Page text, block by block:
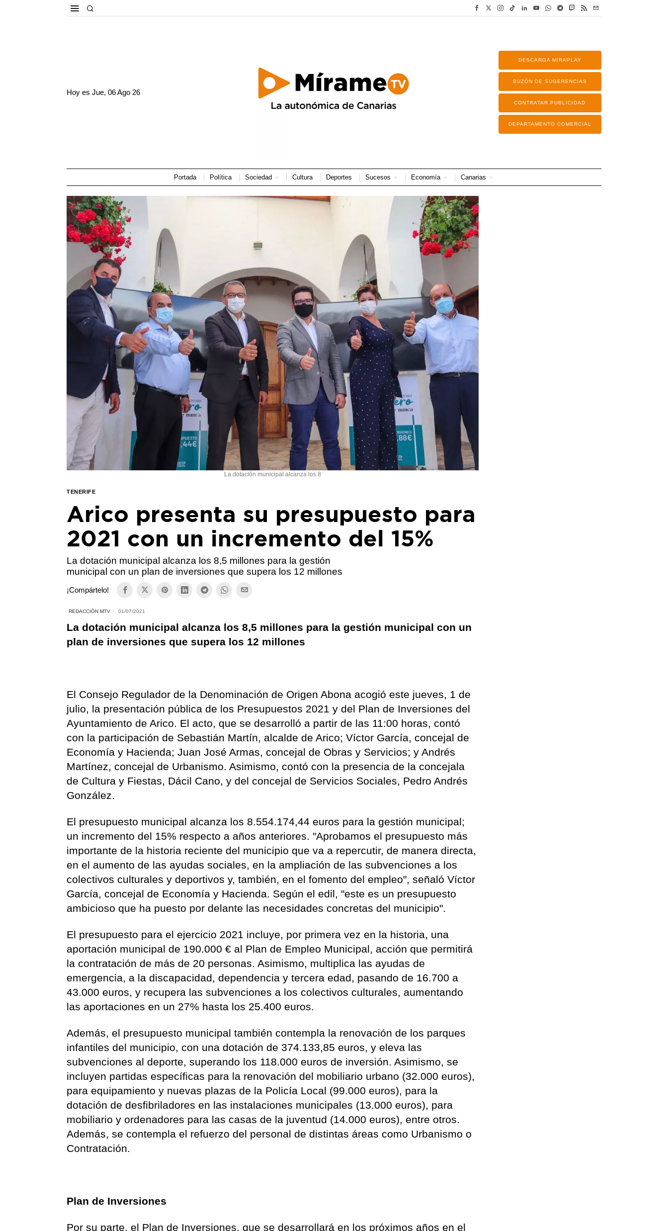
Hoy esJue, 06 Ago 26
DESCARGA MIRAPLAY
BUZÓN DE SUGERENCIAS
CONTRATAR PUBLICIDAD
DEPARTAMENTO COMERCIAL
Portada Política Sociedad Cultura Deportes Sucesos Economía Canarias
La dotación municipal alcanza los 8
TENERIFE
Arico presenta su presupuesto para
2021 con un incremento del 15%
La dotación municipal alcanza los 8,5 millones para la gestión
municipal con un plan de inversiones que supera los 12 millones
¡Compártelo!
REDACCIÓN MTV 01/07/2021
La dotación municipal alcanza los 8,5 millones para la gestión municipal con un
plan de inversiones que supera los 12 millones
El Consejo Regulador de la Denominación de Origen Abona acogió este jueves, 1 de
julio, la presentación pública de los Presupuestos 2021 y del Plan de Inversiones del
Ayuntamiento de Arico. El acto, que se desarrolló a partir de las 11:00 horas, contó
con la participación de Sebastián Martín, alcalde de Arico; Víctor García, concejal de
Economía y Hacienda; Juan José Armas, concejal de Obras y Servicios; y Andrés
Martínez, concejal de Urbanismo. Asimismo, contó con la presencia de la concejala
de Cultura y Fiestas, Dácil Cano, y del concejal de Servicios Sociales, Pedro Andrés
González.
El presupuesto municipal alcanza los 8.554.174,44 euros para la gestión municipal;
un incremento del 15% respecto a años anteriores. "Aprobamos el presupuesto más
importante de la historia reciente del municipio que va a repercutir, de manera directa,
en el aumento de las ayudas sociales, en la ampliación de las subvenciones a los
colectivos culturales y deportivos y, también, en el fomento del empleo", señaló Víctor
García, concejal de Economía y Hacienda. Según el edil, "este es un presupuesto
ambicioso que ha puesto por delante las necesidades concretas del municipio".
El presupuesto para el ejercicio 2021 incluye, por primera vez en la historia, una
aportación municipal de 190.000 € al Plan de Empleo Municipal, acción que permitirá
la contratación de más de 20 personas. Asimismo, multiplica las ayudas de
emergencia, a la discapacidad, dependencia y tercera edad, pasando de 16.700 a
43.000 euros, y recupera las subvenciones a los colectivos culturales, aumentando
las aportaciones en un 27% hasta los 25.400 euros.
Además, el presupuesto municipal también contempla la renovación de los parques
infantiles del municipio, con una dotación de 374.133,85 euros, y eleva las
subvenciones al deporte, superando los 118.000 euros de inversión. Asimismo, se
incluyen partidas específicas para la renovación del mobiliario urbano (32.000 euros),
para equipamiento y nuevas plazas de la Policía Local (99.000 euros), para la
dotación de desfibriladores en las instalaciones municipales (13.000 euros), para
mobiliario y ordenadores para las casas de la juventud (14.000 euros), entre otros.
Además, se contempla el refuerzo del personal de distintas áreas como Urbanismo o
Contratación.
Plan de Inversiones
Por su parte, el Plan de Inversiones, que se desarrollará en los próximos años en el